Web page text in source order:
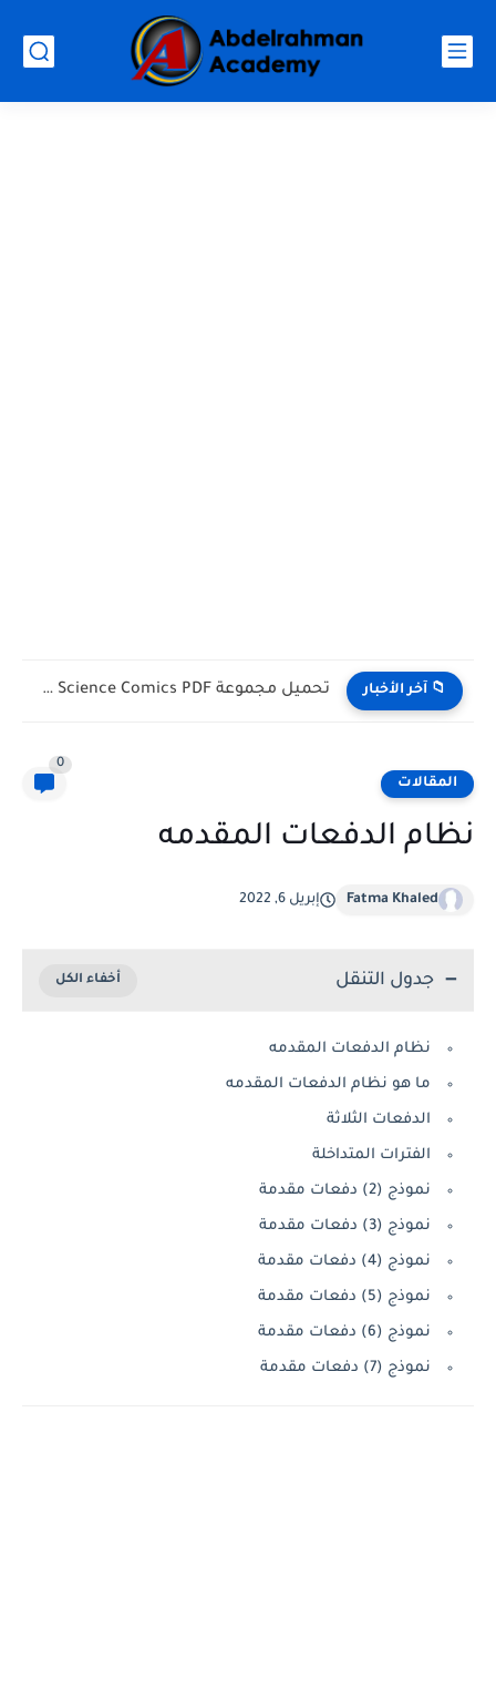
📁 آخر الأخبار تحميل كتب English Idioms مجانا |من كامبريدج English Phrasal Verbs...
المقالات
0
نظام الدفعات المقدمه
Fatma Khaled إبريل 6, 2022
جدول التنقل
نظام الدفعات المقدمه
ما هو نظام الدفعات المقدمه
الدفعات الثلاثة
الفترات المتداخلة
نموذج (2) دفعات مقدمة
نموذج (3) دفعات مقدمة
نموذج (4) دفعات مقدمة
نموذج (5) دفعات مقدمة
نموذج (6) دفعات مقدمة
نموذج (7) دفعات مقدمة